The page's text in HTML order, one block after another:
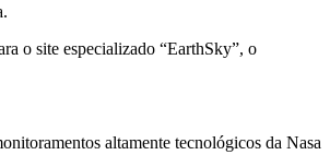
o site especializado “EarthSky”, o
altamente tecnológicos da Nasa